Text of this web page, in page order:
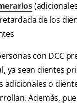
de los
con DCC
ya sean dientes
adicionales o
Además,